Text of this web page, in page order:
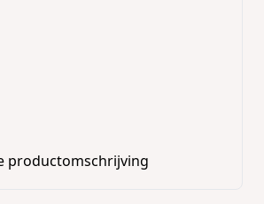
productomschrijving